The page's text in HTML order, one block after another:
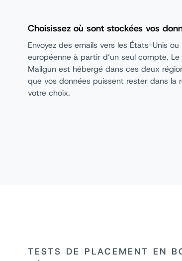
Choisissez où sont stockées vos
Envoyez des emails vers les États-Unis ou
européenne à partir d’un seul compte.
Mailgun est hébergé dans ces deux
que vos données puissent rester dans la
votre choix.
TESTS DE PLACEMENT EN